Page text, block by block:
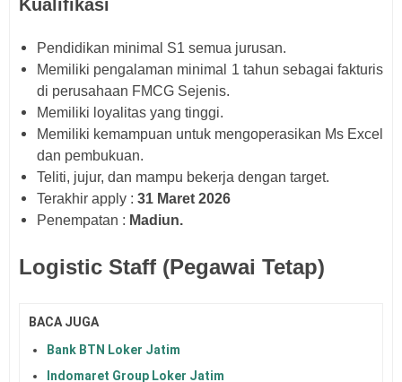
Kualifikasi
Pendidikan minimal S1 semua jurusan.
Memiliki pengalaman minimal 1 tahun sebagai fakturis
di perusahaan FMCG Sejenis.
Memiliki loyalitas yang tinggi.
Memiliki kemampuan untuk mengoperasikan Ms Excel
dan pembukuan.
Teliti, jujur, dan mampu bekerja dengan target.
Terakhir apply : 31 Maret 2026
Penempatan : Madiun.
Logistic Staff (Pegawai Tetap)
BACA JUGA
Bank BTN Loker Jatim
Indomaret Group Loker Jatim